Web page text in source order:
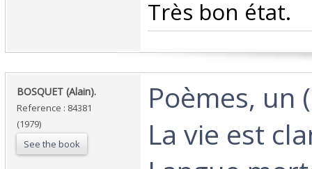
Très bon état.‎
‎BOSQUET (Alain).‎
Reference : 84381
(1979)
See the book
‎Poèmes, un
La vie est